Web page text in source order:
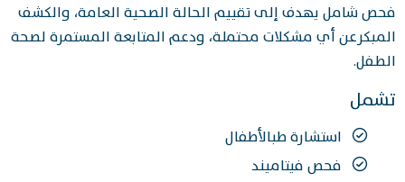
فحص شامل يهدف إلى تقييم الحالة الصحية العامة، والكشف
المبكرعن أي مشكلات محتملة، ودعم المتابعة المستمرة لصحة
الطفل.
تشمل
استشارة طبالأطفال
فحص فيتاميند